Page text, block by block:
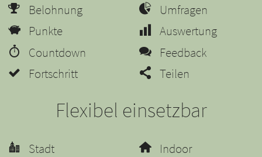
Belohnung
Punkte
Countdown
Fortschritt
Umfragen
Auswertung
Feedback
Teilen
Flexibel einsetzbar
Stadt
Indoor